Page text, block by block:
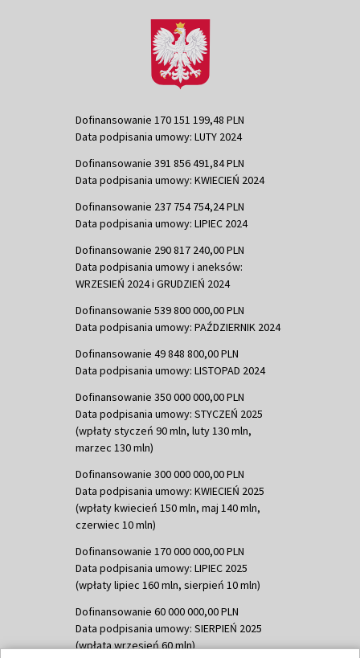
Dofinansowanie 170 151 199,48 PLN
Data podpisania umowy: LUTY 2024
Dofinansowanie 391 856 491,84 PLN
Data podpisania umowy: KWIECIEŃ 2024
Dofinansowanie 237 754 754,24 PLN
Data podpisania umowy: LIPIEC 2024
Dofinansowanie 290 817 240,00 PLN
Data podpisania umowy i aneksów:
WRZESIEŃ 2024 i GRUDZIEŃ 2024
Dofinansowanie 539 800 000,00 PLN
Data podpisania umowy: PAŹDZIERNIK 2024
Dofinansowanie 49 848 800,00 PLN
Data podpisania umowy: LISTOPAD 2024
Dofinansowanie 350 000 000,00 PLN
Data podpisania umowy: STYCZEŃ 2025
(wpłaty styczeń 90 mln, luty 130 mln,
marzec 130 mln)
Dofinansowanie 300 000 000,00 PLN
Data podpisania umowy: KWIECIEŃ 2025
(wpłaty kwiecień 150 mln, maj 140 mln,
czerwiec 10 mln)
Dofinansowanie 170 000 000,00 PLN
Data podpisania umowy: LIPIEC 2025
(wpłaty lipiec 160 mln, sierpień 10 mln)
Dofinansowanie 60 000 000,00 PLN
Data podpisania umowy: SIERPIEŃ 2025
(wpłata wrzesień 60 mln)